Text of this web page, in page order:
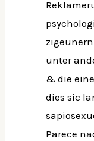
unter
& die
dies sic
Parece